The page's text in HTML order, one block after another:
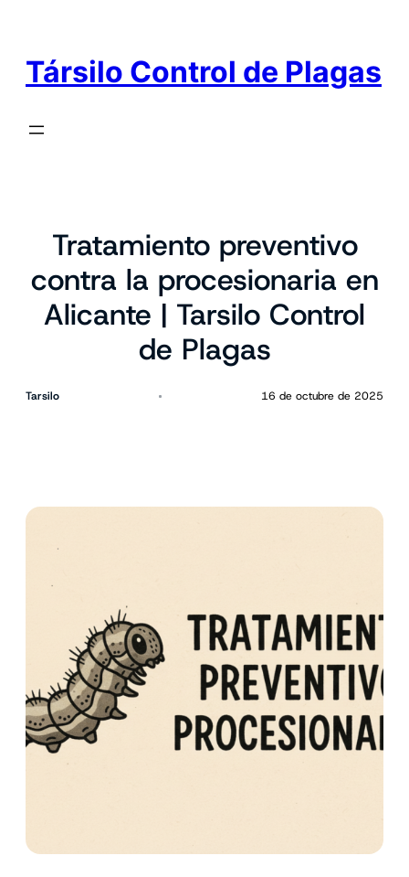
Társilo Control de Plagas
Tratamiento preventivo
contra la procesionaria en
Alicante | Tarsilo Control
de Plagas
Tarsilo 16 de octubre de 2025